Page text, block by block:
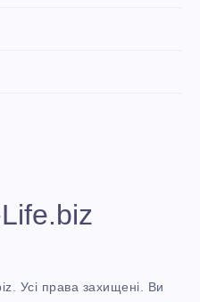
Life.biz
Усі права захищені. Ви